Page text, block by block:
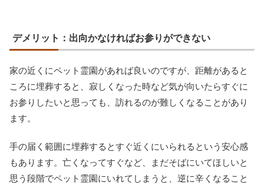
デメリット：出向かなければお参りができない
家の近くにペット霊園があれば良いのですが、距離があると
ころに埋葬すると、寂しくなった時など気が向いたらすぐに
お参りしたいと思っても、訪れるのが難しくなることがあり
ます。
手の届く範囲に埋葬するとすぐ近くにいられるという安心感
もあります。亡くなってすぐなど、まだそばにいてほしいと
思う段階でペット霊園にいれてしまうと、逆に辛くなること